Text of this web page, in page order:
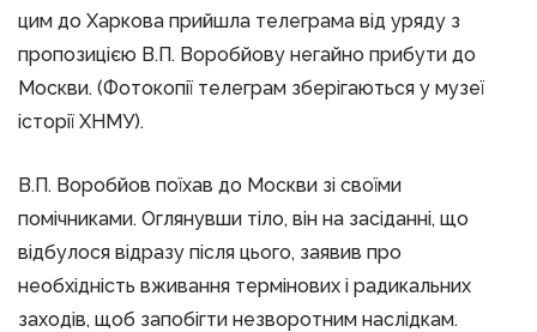
цим до Харкова прийшла телеграма від уряду з
пропозицією В.П. Воробйову негайно прибути до
Москви. (Фотокопії телеграм зберігаються у музеї
історії ХНМУ).
В.П. Воробйов поїхав до Москви зі своїми
помічниками. Оглянувши тіло, він на засіданні, що
відбулося відразу після цього, заявив про
необхідність вживання термінових і радикальних
заходів, щоб запобігти незворотним наслідкам.